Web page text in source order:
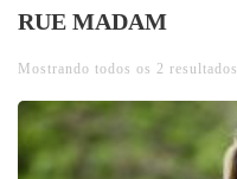
RUE MADAM
Mostrando todos os 2 resultados